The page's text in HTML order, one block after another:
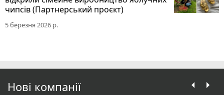
чипсів (Партнерський проєкт)
5 березня 2026 р.
Нові компанії